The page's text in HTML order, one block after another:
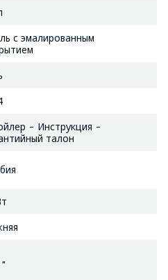
с эмалированным
- Инструкция -
талон